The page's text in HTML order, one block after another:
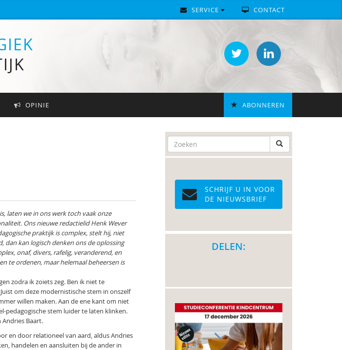
SERVICE CONTACT
OPINIE ABONNEREN
laten we in ons werk toch vaak onze
Ons nieuwe redactielid Henk Wever
praktijk is complex, stelt hij, niet
dan kan logisch denken ons de oplossing
onaf, divers, rafelig, veranderend, en
te ordenen, maar helemaal beheersen is
zodra ik zoiets zeg. Ben ik niet te
om deze modernistische stem in onszelf
willen maken. Aan de ene kant om niet
pedagogische stem luider te laten klinken.
Baart.
en door relationeel van aard, aldus Andries
handelen en aansluiten bij de ander in
SCHRIJF U IN VOOR
DE NIEUWSBRIEF
DELEN: